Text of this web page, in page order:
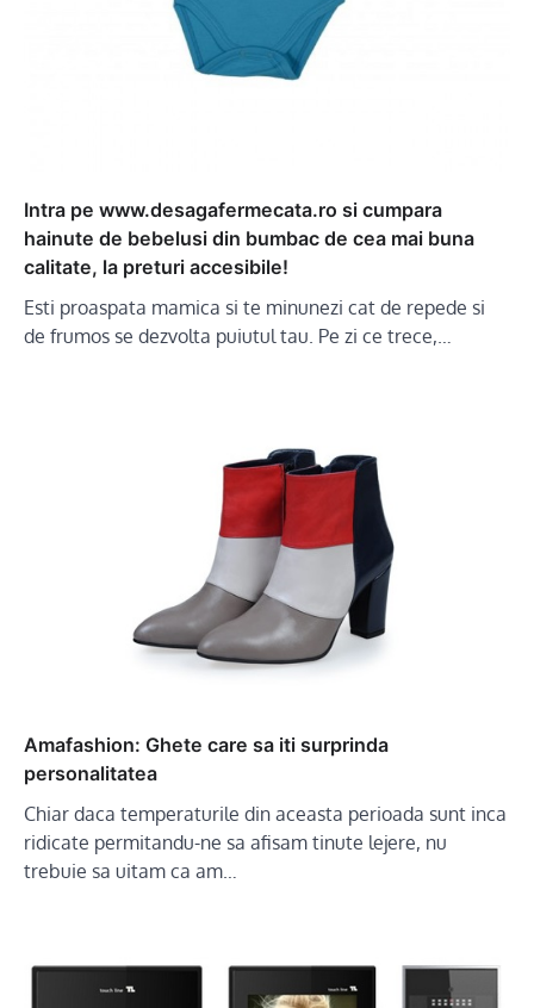
Intra pe www.desagafermecata.ro si cumpara
hainute de bebelusi din bumbac de cea mai buna
calitate, la preturi accesibile!
Esti proaspata mamica si te minunezi cat de repede si
de frumos se dezvolta puiutul tau. Pe zi ce trece,…
Amafashion: Ghete care sa iti surprinda
personalitatea
Chiar daca temperaturile din aceasta perioada sunt inca
ridicate permitandu-ne sa afisam tinute lejere, nu
trebuie sa uitam ca am…